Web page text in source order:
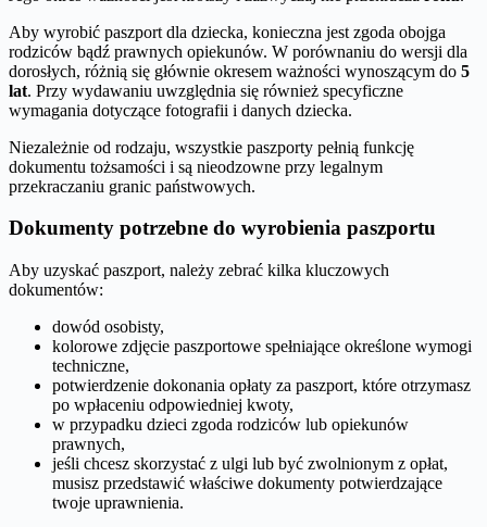
Aby wyrobić paszport dla dziecka, konieczna jest zgoda obojga
rodziców bądź prawnych opiekunów. W porównaniu do wersji dla
dorosłych, różnią się głównie okresem ważności wynoszącym do 5
lat. Przy wydawaniu uwzględnia się również specyficzne
wymagania dotyczące fotografii i danych dziecka.
Niezależnie od rodzaju, wszystkie paszporty pełnią funkcję
dokumentu tożsamości i są nieodzowne przy legalnym
przekraczaniu granic państwowych.
Dokumenty potrzebne do wyrobienia paszportu
Aby uzyskać paszport, należy zebrać kilka kluczowych
dokumentów:
dowód osobisty,
kolorowe zdjęcie paszportowe spełniające określone wymogi
techniczne,
potwierdzenie dokonania opłaty za paszport, które otrzymasz
po wpłaceniu odpowiedniej kwoty,
w przypadku dzieci zgoda rodziców lub opiekunów
prawnych,
jeśli chcesz skorzystać z ulgi lub być zwolnionym z opłat,
musisz przedstawić właściwe dokumenty potwierdzające
twoje uprawnienia.